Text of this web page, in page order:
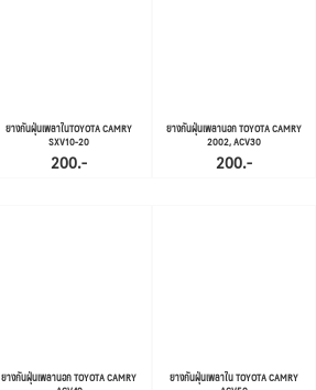
ยางกันฝุ่นเพลาในTOYOTA CAMRY
SXV10-20
200.-
ยางกันฝุ่นเพลานอก TOYOTA CAMRY
2002, ACV30
200.-
ยางกันฝุ่นเพลานอก TOYOTA CAMRY
ยางกันฝุ่นเพลาใน TOYOTA CAMRY